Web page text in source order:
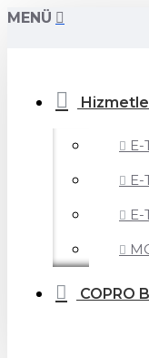
MENÜ
E-
E-
E-
COPRO